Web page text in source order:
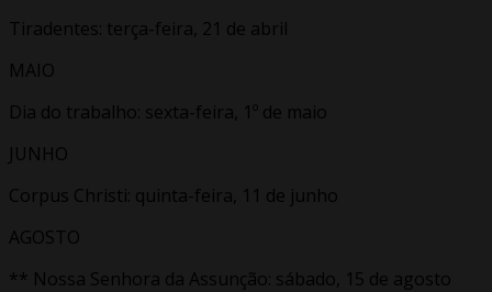
Tiradentes: terça-feira, 21 de abril
MAIO
Dia do trabalho: sexta-feira, 1º de maio
JUNHO
Corpus Christi: quinta-feira, 11 de junho
AGOSTO
** Nossa Senhora da Assunção: sábado, 15 de agosto